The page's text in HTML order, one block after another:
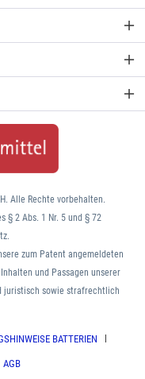
BATTERIEN
AGB
Alle Rechte vorbehalten.
§ 2 Abs. 1 Nr. 5 und § 72
zum Patent angemeldeten
und Passagen unserer
juristisch sowie strafrechtlich